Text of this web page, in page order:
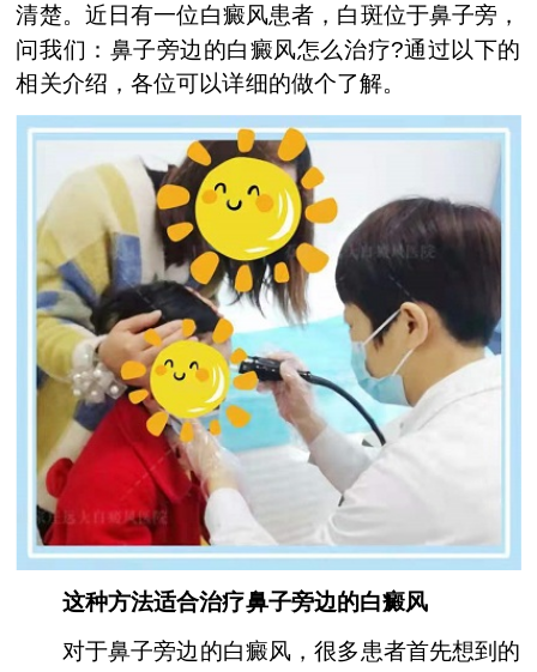
清楚。近日有一位白癜风患者，白斑位于鼻子旁，
问我们：鼻子旁边的白癜风怎么治疗?通过以下的
相关介绍，各位可以详细的做个了解。
这种方法适合治疗鼻子旁边的白癜风
对于鼻子旁边的白癜风，很多患者首先想到的